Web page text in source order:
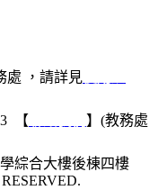
處 ，請詳見
【
】(教務處
綜合大樓後棟四樓